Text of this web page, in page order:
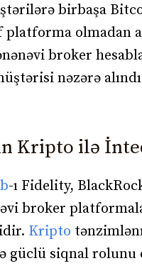
birbaşa
olmadan
broker
nəzərə
Kripto ilə
-ı Fidelity,
broker
Kripto
güclü siqnal rolunu